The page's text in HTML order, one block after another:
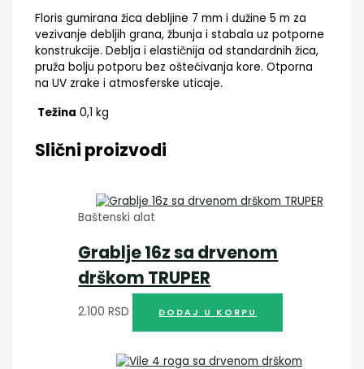
Floris gumirana žica debljine 7 mm i dužine 5 m za
vezivanje debljih grana, žbunja i stabala uz potporne
konstrukcije. Deblja i elastičnija od standardnih žica,
pruža bolju potporu bez oštećivanja kore. Otporna
na UV zrake i atmosferske uticaje.
Težina 0,1 kg
Slični proizvodi
Baštenski alat
Grablje 16z sa drvenom
drškom TRUPER
2.100RSD DODAJ U KORPU